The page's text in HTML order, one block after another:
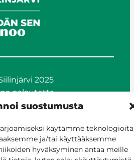
suostumusta
käytämme
ja/tai käyttääksemme
hyväksyminen antaa meille
2025
palautetta
verkossa
suostumusta